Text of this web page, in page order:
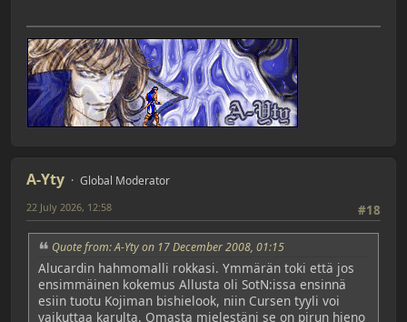
A-Yty Global Moderator
#18
22 July 2026, 12:58
Quote from: A-Yty on 17 December 2008, 01:15
Alucardin hahmomalli rokkasi. Ymmärän toki että jos
ensimmäinen kokemus Allusta oli SotN:issa ensinnä
esiin tuotu Kojiman bishielook, niin Cursen tyyli voi
vaikuttaa karulta. Omasta mielestäni se on pirun hieno